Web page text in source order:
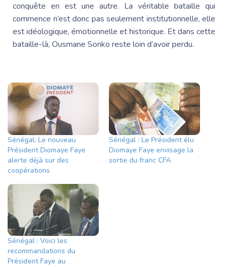
conquête en est une autre. La véritable bataille qui
commence n’est donc pas seulement institutionnelle, elle
est idéologique, émotionnelle et historique. Et dans cette
bataille-là, Ousmane Sonko reste loin d’avoir perdu.
Sénégal: Le nouveau
Président Diomaye Faye
alerte déjà sur des
coopérations
Sénégal : Le Président élu
Diomaye Faye envisage la
sortie du franc CFA
Sénégal : Voici les
recommandations du
Président Faye au